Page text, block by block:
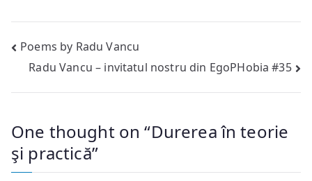
Post
navigation
Poems by Radu Vancu
Radu Vancu – invitatul nostru din EgoPHobia #35
One thought on “Durerea în teorie
şi practică”